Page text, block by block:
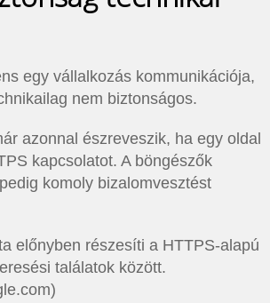
egy vállalkozás kommunikációja,
nem biztonságos.
azonnal észreveszik, ha egy oldal
kapcsolatot. A böngészők
komoly bizalomvesztést
előnyben részesíti a HTTPS-alapú
találatok között.